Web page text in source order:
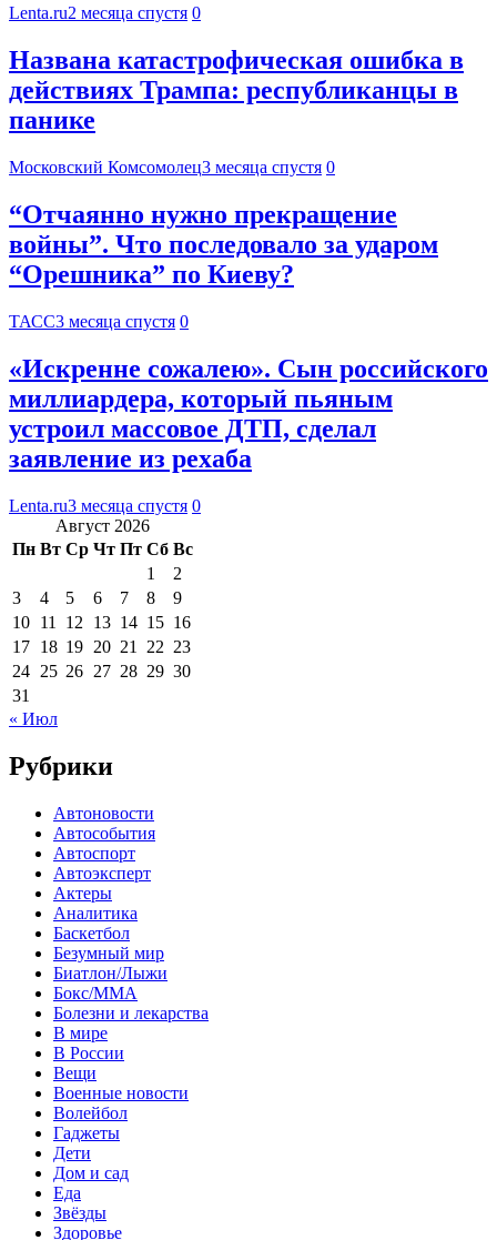
Lenta.ru2 месяца спустя 0
Названа катастрофическая ошибка в
действиях Трампа: республиканцы в
панике
Московский Комсомолец3 месяца спустя 0
“Отчаянно нужно прекращение
войны”. Что последовало за ударом
“Орешника” по Киеву?
ТАСС3 месяца спустя 0
«Искренне сожалею». Сын российского
миллиардера, который пьяным
устроил массовое ДТП, сделал
заявление из рехаба
Lenta.ru3 месяца спустя 0
Август 2026
Пн Вт Ср Чт Пт Сб Вс
1
2
3
4 5 6 7 8
9
10 11 12 13 14 15 16
17 18 19 20 21 22 23
24 25 26 27 28 29 30
31
« Июл
Рубрики
Автоновости
Автособытия
Автоспорт
Автоэксперт
Актеры
Аналитика
Баскетбол
Безумный мир
Биатлон/Лыжи
Бокс/MMA
Болезни и лекарства
В мире
В России
Вещи
Военные новости
Волейбол
Гаджеты
Дети
Дом и сад
Еда
Звёзды
Здоровье